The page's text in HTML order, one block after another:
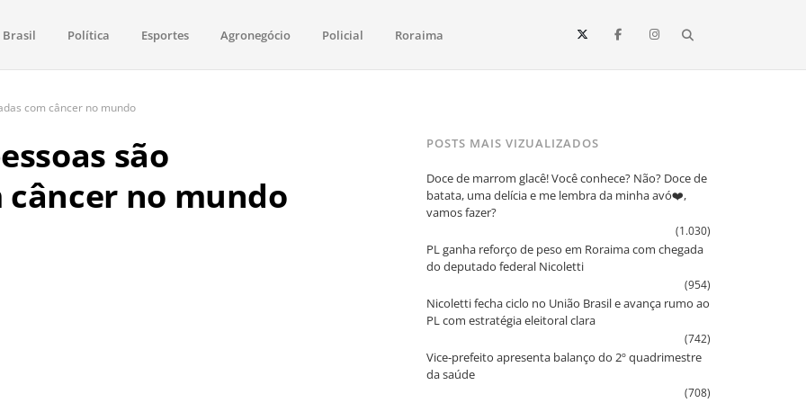
saúde, esportes, economia e os principais acontecimentos de Boa Vista e todo o estado de Roraima. Fique sempre informado
Brasil Política Esportes Agronegócio Policial Roraima
com câncer no mundo
são
no mundo
POSTS MAIS VIZUALIZADOS
Doce de marrom glacê! Você conhece? Não? Doce de
batata, uma delícia e me lembra da minha avó❤️,
vamos fazer?
(1.030)
PL ganha reforço de peso em Roraima com chegada
do deputado federal Nicoletti
(954)
Nicoletti fecha ciclo no União Brasil e avança rumo ao
PL com estratégia eleitoral clara
(742)
Vice‑prefeito apresenta balanço do 2º quadrimestre
da saúde
(708)